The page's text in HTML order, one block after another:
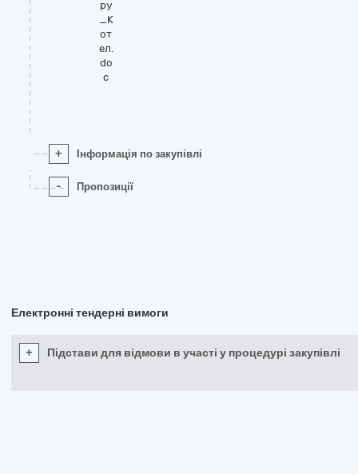
ру
_К
от
ел.
do
c
+ Інформація по закупівлі
- Пропозиції
Електронні тендерні вимоги
+ Підстави для відмови в участі у процедурі закупівлі